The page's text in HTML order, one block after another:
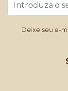
Deixe seu e-